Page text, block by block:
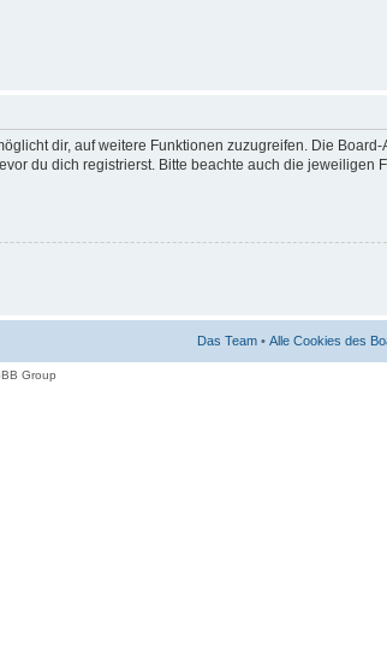
dir, auf weitere Funktionen zuzugreifen. Die
du dich registrierst. Bitte beachte auch die jeweiligen
Das Team • Alle Cookies des
Group